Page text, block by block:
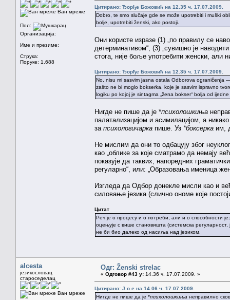
Ван мреже
Пол:
Организација:
Име и презиме:
Струка:
Поруке: 1.688
Цитирано: Ђорђе Божовић на 12.35 ч. 17.07.2009.
Dobro, te smo slučaje gde se može upotrebiti i muški
bolje, upotrebiti ženski, ako postoji.
Они користе изразе (1) „по правилу се
детерминативом“, (3) „сувишно је
стога, није боље употребити женски, али
Цитирано: Ђорђе Божовић на 12.35 ч. 17.07.2009.
No, nisu mi sasvim jasna ostala Odborova ograničenja
zašto ne bi moglo bokserka, koje je sasvim ispravno
logiku po kojoj je sintagma „žena bokser“ bolja od
Нигде не пише да је *психолошкиња
палатализацијом и асимилацијом, а
за психологичарка пише. Уз *боксерка им,
Не мислим да они то одбацују због
као „облике за које сматрамо да немају
показује да таквих, напоредних
регуларно“, или: „Образовања именица
Изгледа да Одбор донекле мисли као и
силовање језика (слично ономе које
Цитат
Реч је о процесу и о потреби, али и о способности
оцењује с више становишта (системска регуларност,
не би био далеко од насиља над језиком.
alcesta
језикословац
староседелац
Ван мреже
Одг: Ženski strelac
« Одговор #43 у: 14.36 ч. 17.07.2009. »
Цитирано: J o e на 14.06 ч. 17.07.2009.
Нигде не пише да је *психолошкиња неправилно